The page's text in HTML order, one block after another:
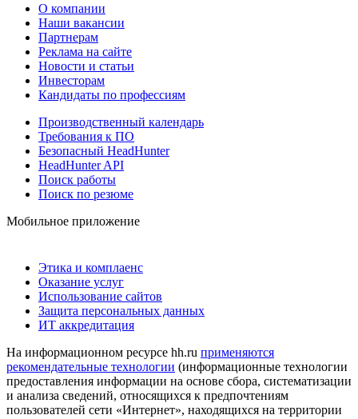
О компании
Наши вакансии
Партнерам
Реклама на сайте
Новости и статьи
Инвесторам
Кандидаты по профессиям
Производственный календарь
Требования к ПО
Безопасный HeadHunter
HeadHunter API
Поиск работы
Поиск по резюме
Мобильное приложение
Этика и комплаенс
Оказание услуг
Использование сайтов
Защита персональных данных
ИТ аккредитация
На информационном ресурсе hh.ru применяются
рекомендательные технологии (информационные технологии
предоставления информации на основе сбора, систематизации
и анализа сведений, относящихся к предпочтениям
пользователей сети «Интернет», находящихся на территории